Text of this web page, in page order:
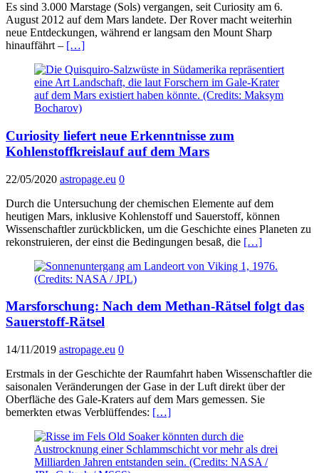
Es sind 3.000 Marstage (Sols) vergangen, seit Curiosity am 6.
August 2012 auf dem Mars landete. Der Rover macht weiterhin
neue Entdeckungen, während er langsam den Mount Sharp
hinauffährt – […]
Curiosity liefert neue Erkenntnisse zum
Kohlenstoffkreislauf auf dem Mars
22/05/2020 astropage.eu 0
Durch die Untersuchung der chemischen Elemente auf dem
heutigen Mars, inklusive Kohlenstoff und Sauerstoff, können
Wissenschaftler zurückblicken, um die Geschichte eines Planeten zu
rekonstruieren, der einst die Bedingungen besaß, die […]
Marsforschung: Nach dem Methan-Rätsel folgt das
Sauerstoff-Rätsel
14/11/2019 astropage.eu 0
Erstmals in der Geschichte der Raumfahrt haben Wissenschaftler die
saisonalen Veränderungen der Gase in der Luft direkt über der
Oberfläche des Gale-Kraters auf dem Mars gemessen. Sie
bemerkten etwas Verblüffendes: […]